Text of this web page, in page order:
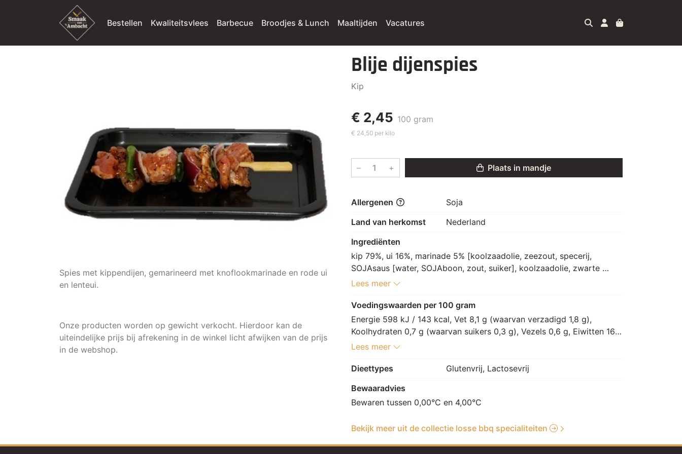
Bestellen Kwaliteitsvlees Barbecue Broodjes & Lunch Maaltijden Vacatures
Spies met kippendijen, gemarineerd met knoflookmarinade en rode ui
en lenteui.
Onze producten worden op gewicht verkocht. Hierdoor kan de
uiteindelijke prijs bij afrekening in de winkel licht afwijken van de prijs
in de webshop.
Blije dijenspies
Kip
€ 2,45 100 gram
€ 24,50 per kilo
– + Plaats in mandje
Allergenen
Soja
Land van herkomst
Nederland
Ingrediënten
kip 79%, ui 16%, marinade 5% [koolzaadolie, zeezout, specerij,
SOJAsaus [water, SOJAboon, zout, suiker], koolzaadolie, zwarte
knoflook, kruidenextract]
Lees meer
Voedingswaarden per 100 gram
Energie 598 kJ / 143 kcal, Vet 8,1 g (waarvan verzadigd 1,8 g),
Koolhydraten 0,7 g (waarvan suikers 0,3 g), Vezels 0,6 g, Eiwitten 16,9
g, Zout 1,0 g.
Lees meer
Dieettypes
Glutenvrij, Lactosevrij
Bewaaradvies
Bewaren tussen 0,00°C en 4,00°C
Bekijk meer uit de collectie losse bbq specialiteiten